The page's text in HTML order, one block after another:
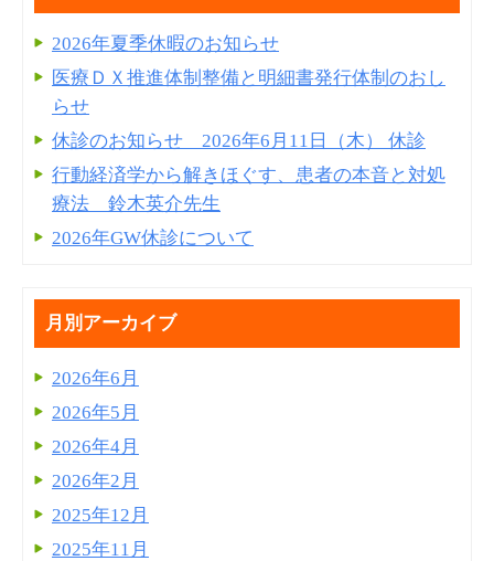
2026年夏季休暇のお知らせ
医療ＤＸ推進体制整備と明細書発⾏体制のおし
らせ
休診のお知らせ 2026年6月11日（木） 休診
行動経済学から解きほぐす、患者の本音と対処
療法 鈴木英介先生
2026年GW休診について
月別アーカイブ
2026年6月
2026年5月
2026年4月
2026年2月
2025年12月
2025年11月